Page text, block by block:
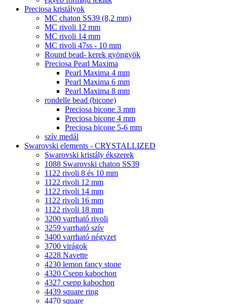
Preciosa kristályok
MC chaton SS39 (8,2 mm)
MC rivoli 12 mm
MC rivoli 14 mm
MC rivoli 47ss - 10 mm
Round bead- kerek gyöngyök
Preciosa Pearl Maxima
Pearl Maxima 4 mm
Pearl Maxima 6 mm
Pearl Maxima 8 mm
rondelle bead (bicone)
Preciosa bicone 3 mm
Preciosa bicone 4 mm
Preciosa bicone 5-6 mm
szív medál
Swarovski elements - CRYSTALLIZED
Swarovski kristály ékszerek
1088 Swarovski chaton SS39
1122 rivoli 8 és 10 mm
1122 rivoli 12 mm
1122 rivoli 14 mm
1122 rivoli 16 mm
1122 rivoli 18 mm
3200 varrható rivoli
3259 varrható szív
3400 varrható négyzet
3700 virágok
4228 Navette
4230 lemon fancy stone
4320 Csepp kabochon
4327 csepp kabochon
4439 square ring
4470 square